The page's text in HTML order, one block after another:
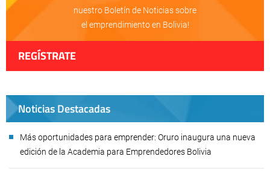
nuestro Boletín de Noticias sobre
el emprendimiento en Bolivia!
REGÍSTRATE
Noticias Destacadas
Más oportunidades para emprender: Oruro inaugura una nueva
edición de la Academia para Emprendedores Bolivia